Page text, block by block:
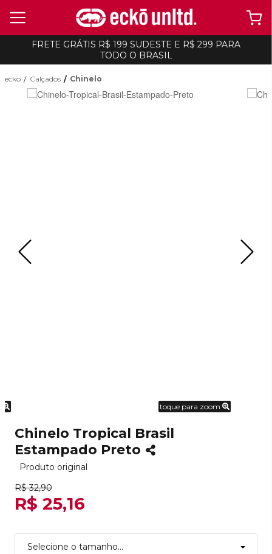
FRETE GRÁTIS R$ 199 SUDESTE E R$ 299 PARA
TODO O BRASIL
ecko Calçados Chinelo
toque para zoom
Chinelo Tropical Brasil
Estampado Preto
Produto original
R$ 32,90
R$ 25,16
Selecione o tamanho...